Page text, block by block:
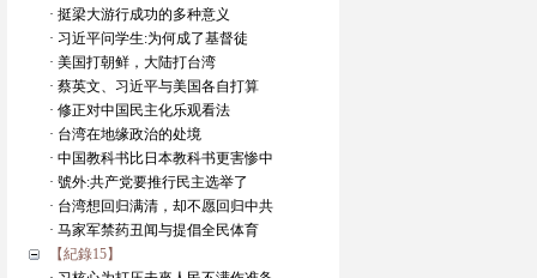
· 挺梁大游行成功的多种意义
· 习近平问学生:为何成了基督徒
· 美国打朝鲜，大陆打台湾
· 蔡英文、习近平与美国各自打算
· 修正对中国民主化乐观看法
· 台湾在地缘政治的处境
· 中国教科书比日本教科书更害惨中
· 號外:共产党要推行民主选举了
· 台湾想回归满清，却不愿回归中共
· 马家军禁药丑闻与提倡全民体育
【紀錄15】